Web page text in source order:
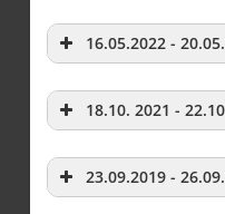
16.05.2022 -
18.10. 2021 -
23.09.2019 -